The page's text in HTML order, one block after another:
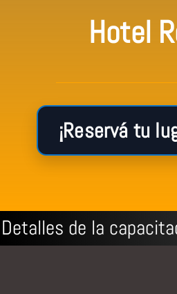
Hotel
¡Reservá tu
Detalles de la